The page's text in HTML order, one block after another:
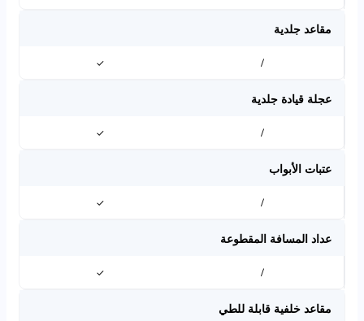
مقاعد جلدية
/
✓
عجلة قيادة جلدية
/
✓
عتبات الأبواب
/
✓
عداد المسافة المقطوعة
/
✓
مقاعد خلفية قابلة للطي